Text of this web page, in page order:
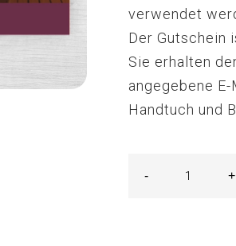
verwendet
Der Gutschein
Sie erhalten
angegebene
Handtuch und
-
120-
+